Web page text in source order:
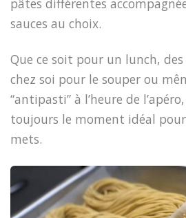
sauces au choix.
Que ce soit pour un lunch,
chez soi pour le souper ou
“antipasti” à l’heure de
toujours le moment idéal
mets.